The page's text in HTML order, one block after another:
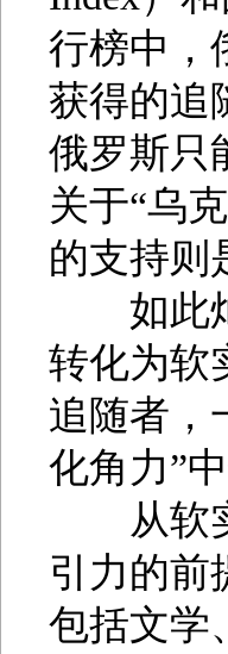
行榜中，
获得的追
俄罗斯只
关于“乌
的支持则
如此灿
转化为软
追随者，
化角力”
从软实
引力的前
包括文学